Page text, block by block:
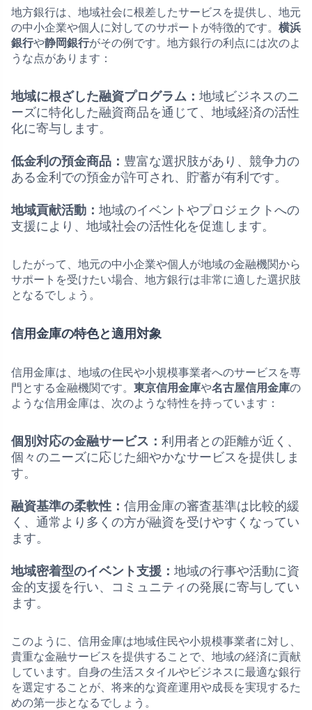
地方銀行は、地域社会に根差したサービスを提供し、地元
の中小企業や個人に対してのサポートが特徴的です。 横浜
銀行や静岡銀行がその例です。地方銀行の利点には次のよ
うな点があります：
地域に根ざした融資プログラム： 地域ビジネスのニ
ーズに特化した融資商品を通じて、地域経済の活性
化に寄与します。
低金利の預金商品： 豊富な選択肢があり、競争力の
ある金利での預金が許可され、貯蓄が有利です。
地域貢献活動： 地域のイベントやプロジェクトへの
支援により、地域社会の活性化を促進します。
したがって、地元の中小企業や個人が地域の金融機関から
サポートを受けたい場合、地方銀行は非常に適した選択肢
となるでしょう。
信用金庫の特色と適用対象
信用金庫は、地域の住民や小規模事業者へのサービスを専
門とする金融機関です。 東京信用金庫や名古屋信用金庫の
ような信用金庫は、次のような特性を持っています：
個別対応の金融サービス： 利用者との距離が近く、
個々のニーズに応じた細やかなサービスを提供しま
す。
融資基準の柔軟性： 信用金庫の審査基準は比較的緩
く、通常より多くの方が融資を受けやすくなってい
ます。
地域密着型のイベント支援： 地域の行事や活動に資
金的支援を行い、コミュニティの発展に寄与してい
ます。
このように、信用金庫は地域住民や小規模事業者に対し、
貴重な金融サービスを提供することで、地域の経済に貢献
しています。自身の生活スタイルやビジネスに最適な銀行
を選定することが、将来的な資産運用や成長を実現するた
めの第一歩となるでしょう。